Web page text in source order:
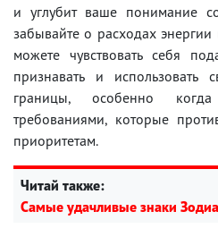
и углубит ваше понимание
забывайте о расходах
можете чувствовать себя
признавать и использовать
границы, особенно
требованиями, которые
приоритетам.
Читай также:
Самые удачливые знаки